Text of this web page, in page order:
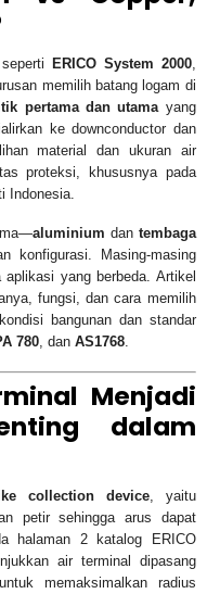
ERICO System 2000,
memilih batang logam di
pertama dan utama yang
ke downconductor dan
material dan ukuran air
proteksi, khususnya pada
Indonesia.
aluminium dan tembaga
konfigurasi. Masing-masing
yang berbeda. Artikel
fungsi, dan cara memilih
bangunan dan standar
780, danAS1768.
Menjadi
dalam
collection device, yaitu
petir sehingga arus dapat
halaman 2 katalog ERICO
air terminal dipasang
memaksimalkan radius